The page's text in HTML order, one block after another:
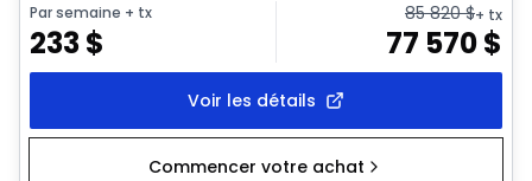
Par semaine + tx
233$
85 820$+ tx
77 570$
Voir les détails
Commencer votre achat